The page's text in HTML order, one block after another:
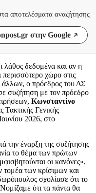
αποτελέσματα αναζήτησης
στην Google
λάθος δεδομένα και αν η
περισσότερο χώρο στις
άλλων, ο πρόεδρος του ΔΣ
συζήτηση με τον πρόεδρο
Κωνσταντίνο
Τακτικής Γενικής
2026, στο
την έναρξη της συζήτησης
το θέμα των πρώτων
οι κανόνες»,
των κρίσιμων και
σχολίασε ότι το
ότι τα πάντα θα